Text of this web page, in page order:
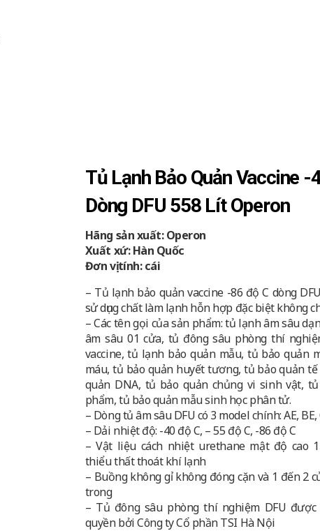
Tủ Lạnh Bảo Quản Vaccine -
Dòng DFU 558 Lít Operon
Hãng sản xuất: Operon
Xuất xứ: Hàn Quốc
Đơn vị tính: cái
– Tủ lạnh bảo quản vaccine -86 độ C dòng
sử dụng chất làm lạnh hỗn hợp đặc biệt không
– Các tên gọi của sản phẩm: tủ lạnh âm sâu
âm sâu 01 cửa, tủ đông sâu phòng thí
vaccine, tủ lạnh bảo quản mẫu, tủ bảo quản
máu, tủ bảo quản huyết tương, tủ bảo quản tế
quản DNA, tủ bảo quản chủng vi sinh vật,
phẩm, tủ bảo quản mẫu sinh học phân tử.
– Dòng tủ âm sâu DFU có 3 model chính: AE, BE,
– Dải nhiệt độ: -40 độ C, – 55 độ C, -86 độ C
– Vật liệu cách nhiệt urethane mật độ cao
thiểu thất thoát khí lạnh
– Buồng không gỉ không đóng cặn và 1 đến 2
trong
– Tủ đông sâu phòng thí nghiệm DFU
quyền bởi Công ty Cổ phần TSI Hà Nội